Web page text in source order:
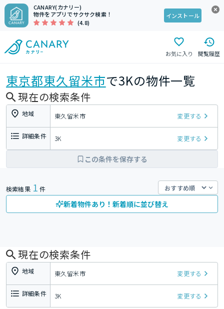
CANARY(カナリー)
物件をアプリでサクサク検索！
(4.8)
インストール
お気に入り 閲覧履歴
東京都東久留米市で3Kの物件一覧
現在の検索条件
地域 東久留米市 変更する
詳細条件 3K 変更する
この条件を保存する
検索結果 1 件
新着物件あり！新着順に並び替え
現在の検索条件
地域 東久留米市 変更する
詳細条件 3K 変更する